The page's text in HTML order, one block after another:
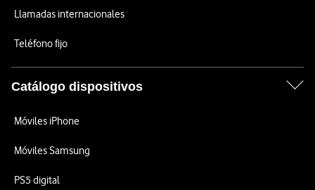
Llamadas internacionales
Teléfono fijo
Catálogo dispositivos
Móviles iPhone
Móviles Samsung
PS5 digital